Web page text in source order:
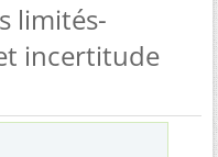
limités-
incertitude